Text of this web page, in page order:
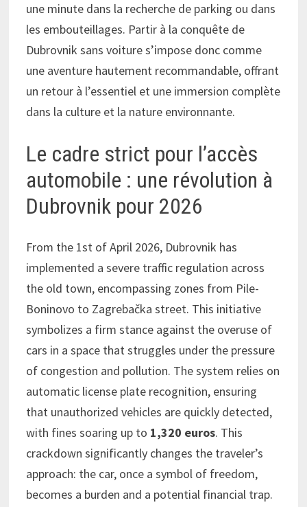
une minute dans la recherche de parking ou dans
les embouteillages. Partir à la conquête de
Dubrovnik sans voiture s’impose donc comme
une aventure hautement recommandable, offrant
un retour à l’essentiel et une immersion complète
dans la culture et la nature environnante.
Le cadre strict pour l’accès
automobile : une révolution à
Dubrovnik pour 2026
From the 1st of April 2026, Dubrovnik has
implemented a severe traffic regulation across
the old town, encompassing zones from Pile-
Boninovo to Zagrebačka street. This initiative
symbolizes a firm stance against the overuse of
cars in a space that struggles under the pressure
of congestion and pollution. The system relies on
automatic license plate recognition, ensuring
that unauthorized vehicles are quickly detected,
with fines soaring up to 1,320 euros. This
crackdown significantly changes the traveler’s
approach: the car, once a symbol of freedom,
becomes a burden and a potential financial trap.